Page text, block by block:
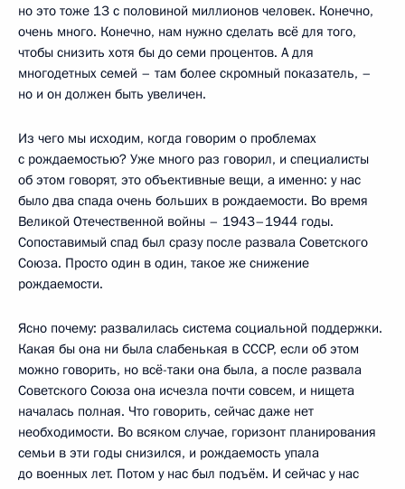
но это тоже 13 с половиной миллионов человек. Конечно,
очень много. Конечно, нам нужно сделать всё для того,
чтобы снизить хотя бы до семи процентов. А для
многодетных семей – там более скромный показатель, –
но и он должен быть увеличен.
Из чего мы исходим, когда говорим о проблемах
с рождаемостью? Уже много раз говорил, и специалисты
об этом говорят, это объективные вещи, а именно: у нас
было два спада очень больших в рождаемости. Во время
Великой Отечественной войны – 1943–1944 годы.
Сопоставимый спад был сразу после развала Советского
Союза. Просто один в один, такое же снижение
рождаемости.
Ясно почему: развалилась система социальной поддержки.
Какая бы она ни была слабенькая в СССР, если об этом
можно говорить, но всё-таки она была, а после развала
Советского Союза она исчезла почти совсем, и нищета
началась полная. Что говорить, сейчас даже нет
необходимости. Во всяком случае, горизонт планирования
семьи в эти годы снизился, и рождаемость упала
до военных лет. Потом у нас был подъём. И сейчас у нас